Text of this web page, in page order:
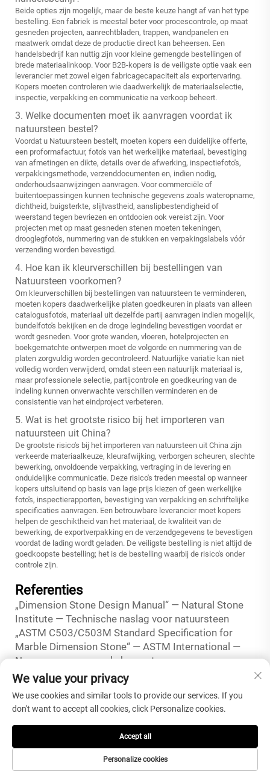
Beide opties zijn mogelijk, maar de beste keuze hangt af van het type
bestelling. Een fabriek is meestal beter voor procescontrole, op maat
gesneden projecten, aanrechtbladen, trappen, wandpanelen en
maatwerk omdat deze de productie direct kan beheersen. Een
handelsbedrijf kan nuttig zijn voor kleine gemengde bestellingen of
brede materiaalinkoop. Voor B2B-kopers is de veiligste optie vaak een
leverancier met zowel eigen fabricagecapaciteit als exportervaring.
Kopers moeten controleren wie daadwerkelijk de materiaalselectie,
inspectie, verpakking en communicatie na verkoop beheert.
3. Welke documenten moet ik aanvragen voordat ik
natuursteen bestel?
Voordat u Natuursteen bestelt, moeten kopers een duidelijke offerte,
een proformafactuur, foto's van het werkelijke materiaal, bevestiging
van afmetingen en dikte, details over de afwerking, inspectiefoto's,
verpakkingsmethode, verzenddocumenten en, indien nodig,
onderhoudsaanwijzingen aanvragen. Voor commerciële of
buitentoepassingen kunnen technische gegevens zoals wateropname,
dichtheid, buigsterkte, slijtvastheid, aanslipbestendigheid of
weerstand tegen bevriezen en ontdooien ook vereist zijn. Voor
projecten met op maat gesneden stenen moeten tekeningen,
drooglegfoto's, nummering van de stukken en verpakingslabels vóór
verzending worden bevestigd.
4. Hoe kan ik kleurverschillen bij bestellingen van
Natuursteen voorkomen?
Om kleurverschillen bij bestellingen van natuursteen te verminderen,
moeten kopers daadwerkelijke platen goedkeuren in plaats van alleen
catalogusfoto's, materiaal uit dezelfde partij aanvragen indien mogelijk,
bundelfoto's bekijken en de droge legindeling bevestigen voordat er
wordt gesneden. Voor grote wanden, vloeren, hotelprojecten en
boekgematchte ontwerpen moet de volgorde en nummering van de
platen zorgvuldig worden gecontroleerd. Natuurlijke variatie kan niet
volledig worden verwijderd, omdat steen een natuurlijk materiaal is,
maar professionele selectie, partijcontrole en goedkeuring van de
indeling kunnen onverwachte verschillen verminderen en de
consistentie van het eindproject verbeteren.
5. Wat is het grootste risico bij het importeren van
natuursteen uit China?
De grootste risico's bij het importeren van natuursteen uit China zijn
verkeerde materiaalkeuze, kleurafwijking, verborgen scheuren, slechte
bewerking, onvoldoende verpakking, vertraging in de levering en
onduidelijke communicatie. Deze risico's treden meestal op wanneer
kopers uitsluitend op basis van lage prijs kiezen of geen werkelijke
foto's, inspectierapporten, bevestiging van verpakking en schriftelijke
specificaties aanvragen. Een betrouwbare leverancier moet kopers
helpen de geschiktheid van het materiaal, de kwaliteit van de
bewerking, de exportverpakking en de verzendgegevens te bevestigen
voordat de lading wordt geladen. De veiligste bestelling is niet altijd de
goedkoopste bestelling; het is de bestelling waarbij de risico's onder
controle zijn.
Referenties
„Dimension Stone Design Manual“ — Natural Stone
Institute — Technische naslag voor natuursteen
„ASTM C503/C503M Standard Specification for
Marble Dimension Stone“ — ASTM International —
Norm voor marmer als bouwsteen
„ASTM C615/C615M Standard Specification for
Granite Dimension Stone“ — ASTM International —
Norm voor graniet als bouwsteen
„ASTM C97/C97M Standaardtestmethoden voor
— ASTM International — Testmethode voor
„ASTM C880/C880M Standaardtestmethode voor
We value your privacy
We use cookies and similar tools to provide our services. If you
don't want to accept all cookies, click Personalize cookies.
Personalize cookies
Accept all